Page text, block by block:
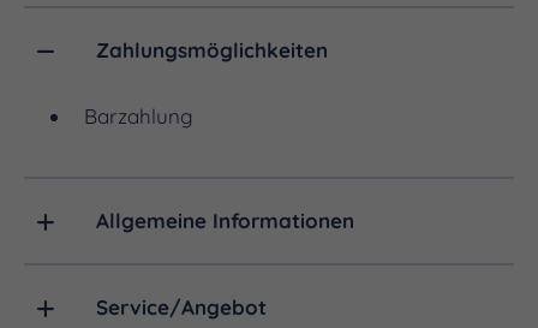
Zahlungsmöglichkeiten
Barzahlung
Allgemeine Informationen
Service/Angebot